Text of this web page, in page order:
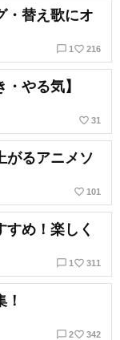
・替え歌にオ
chat_bubble_outline 1 favorite_border 216
やる気】
favorite_border 31
がるアニメソ
favorite_border 101
すめ！楽しく
chat_bubble_outline 1 favorite_border 311
chat_bubble_outline 2favorite_border 342